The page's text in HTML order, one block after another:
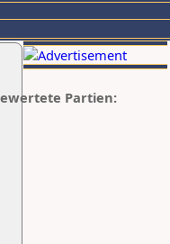
Partien: